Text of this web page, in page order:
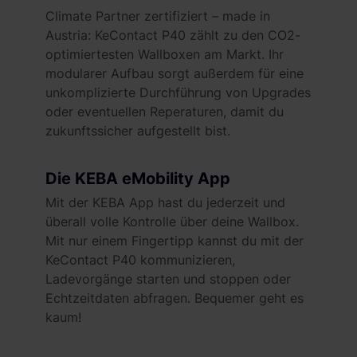
soziale Medien, Werbung und Analysen weiter. Unsere
Partner führen diese Informationen möglicherweise mit
weiteren Daten zusammen, die du ihnen bereitgestellt
hast oder die sie im Rahmen deiner Nutzung der Dienste
gesammelt haben. Weitere Informationen findest du in
unsererDatenschutzerklärungund unserem
Impressum.
Climate Partner zertifiziert – made in
Austria: KeContact P40 zählt zu den CO2-
optimiertesten Wallboxen am Markt. Ihr
modularer Aufbau sorgt außerdem für eine
unkomplizierte Durchführung von Upgrades
oder eventuellen Reperaturen, damit du
zukunftssicher aufgestellt bist.
Die KEBA eMobility App
Mit der KEBA App hast du jederzeit und
überall volle Kontrolle über deine Wallbox.
Mit nur einem Fingertipp kannst du mit der
KeContact P40 kommunizieren,
Ladevorgänge starten und stoppen oder
Echtzeitdaten abfragen. Bequemer geht es
kaum!